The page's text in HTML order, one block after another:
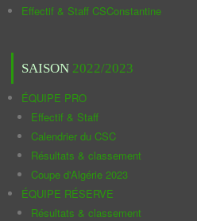
Effectif & Staff CSConstantine
SAISON 2022/2023
ÉQUIPE PRO
Effectif & Staff
Calendrier du CSC
Résultats & classement
Coupe d'Algérie 2023
ÉQUIPE RÉSERVE
Résultats & classement